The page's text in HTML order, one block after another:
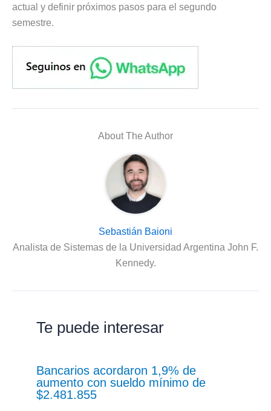
actual y definir próximos pasos para el segundo
semestre.
About The Author
Sebastián Baioni
Analista de Sistemas de la Universidad Argentina John F.
Kennedy.
Te puede interesar
Bancarios acordaron 1,9% de
aumento con sueldo mínimo de
$2.481.855